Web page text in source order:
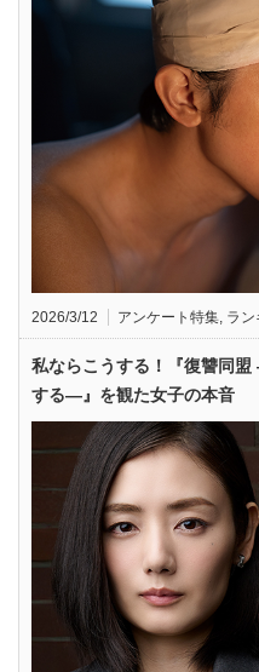
2026/3/12 アンケート特集, ラン
私ならこうする！『復讐同
する—』を観た女子の本音